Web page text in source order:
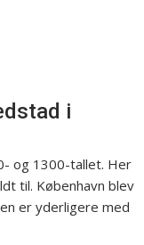
i
og 1300-tallet. Her
til. København blev
er yderligere med